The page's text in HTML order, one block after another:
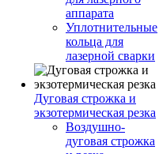
аппарата
Уплотнительные
кольца для
лазерной сварки
Дуговая строжка и
экзотермическая резка
Воздушно-
дуговая строжка